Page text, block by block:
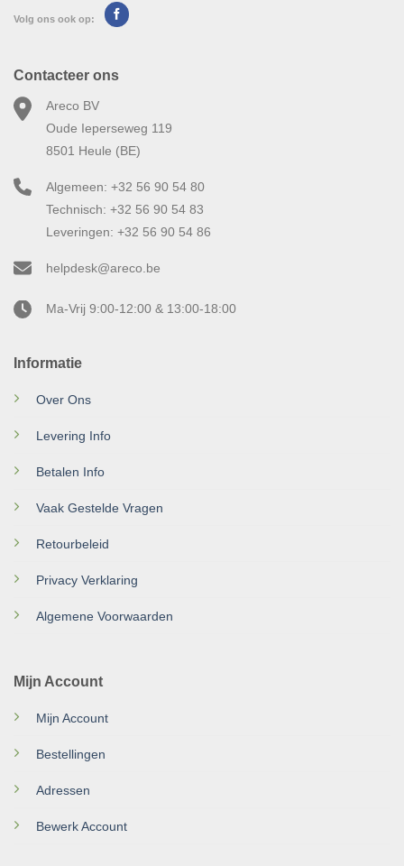
Volg ons ook op:
Informatie
Over Ons
Levering Info
Betalen Info
Vaak Gestelde Vragen
Retourbeleid
Privacy Verklaring
Algemene Voorwaarden
Mijn Account
Mijn Account
Bestellingen
Adressen
Bewerk Account
Contacteer ons
Areco BV
Oude Ieperseweg 119
8501 Heule (BE)
Algemeen: +32 56 90 54 80
Technisch: +32 56 90 54 83
Leveringen: +32 56 90 54 86
helpdesk@areco.be
Ma-Vrij 9:00-12:00 & 13:00-18:00